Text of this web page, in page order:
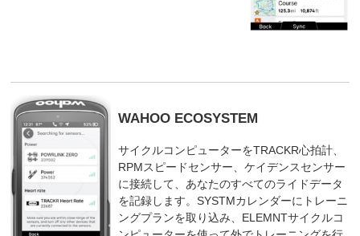
WAHOO ECOSYSTEM
サイクルコンピューターをTRACKR心拍計、
RPMスピードセンサー、ケイデンスセンサー
に接続して、あなたのすべてのライドデータ
を記録します。SYSTMカレンダーにトレーニ
ングプランを取り込み、ELEMNTサイクルコ